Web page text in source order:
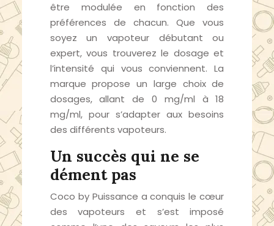
être modulée en fonction des
préférences de chacun. Que vous
soyez un vapoteur débutant ou
expert, vous trouverez le dosage et
l’intensité qui vous conviennent. La
marque propose un large choix de
dosages, allant de 0 mg/ml à 18
mg/ml, pour s’adapter aux besoins
des différents vapoteurs.
Un succès qui ne se
dément pas
Coco by Puissance a conquis le cœur
des vapoteurs et s’est imposé